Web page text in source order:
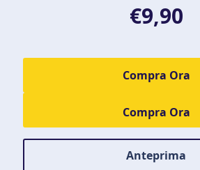
€9,90
Compra Ora
Anteprima